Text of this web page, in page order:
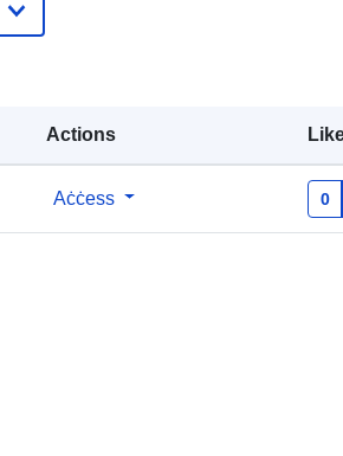
Actions
Aċċess 0
50.4749698 ], [ 9.039332,
49.918736 ], [ 8.3452838,
49.918736 ], [ 8.3452838,